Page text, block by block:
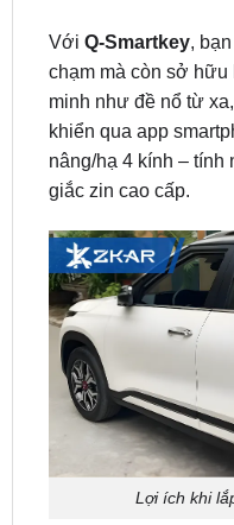
Với Q-Smartkey,
chạm mà còn sở hữu
minh như đề nổ từ
khiển qua app
nâng/hạ 4 kính – tính
giắc zin cao cấp.
Lợi ích khi